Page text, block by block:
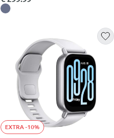
EXTRA -10%